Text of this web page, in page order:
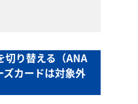
切り替える（ANA
ズカードは対象外